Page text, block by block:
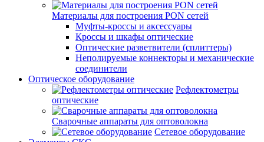
Материалы для построения PON сетей
Муфты-кроссы и аксессуары
Кроссы и шкафы оптические
Оптические разветвители (сплиттеры)
Неполируемые коннекторы и механические
соединители
Оптическое оборудование
Рефлектометры
оптические
Сварочные аппараты для оптоволокна
Сетевое оборудование